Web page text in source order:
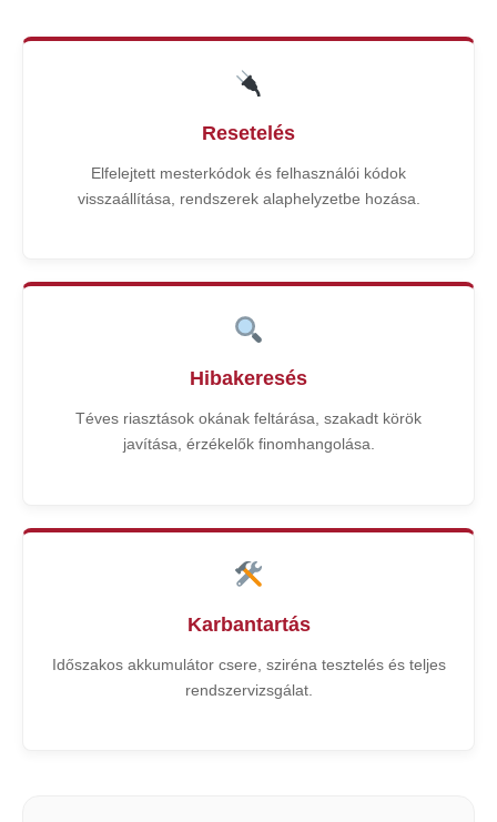
Resetelés
Elfelejtett mesterkódok és felhasználói kódok
visszaállítása, rendszerek alaphelyzetbe hozása.
Hibakeresés
Téves riasztások okának feltárása, szakadt körök
javítása, érzékelők finomhangolása.
Karbantartás
Időszakos akkumulátor csere, sziréna tesztelés és teljes
rendszervizsgálat.